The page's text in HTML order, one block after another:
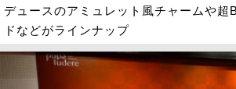
デュースのアミュレット風チャームや超
ドなどがラインナップ